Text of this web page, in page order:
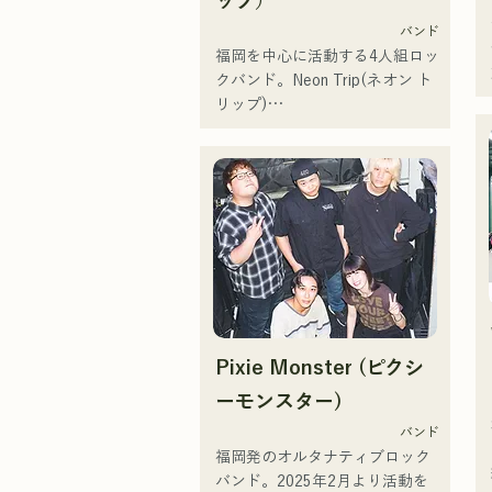
バンド
福岡を中心に活動する4人組ロッ
クバンド。Neon Trip(ネオン ト
リップ)
歌謡ロックのエッセンスが
Vo&Gt.神谷優馬の艶のある歌声
でノスタルジーを感じる楽曲に
息づいている。Vo&Gt.神谷優馬
を中心に生み出す、時に優し
く、時に激しさを伴うメロディ
ルーツが加わり幅広い楽曲を生
み出し、『令和歌謡ロック』を
Pixie Monster (ピクシ
ーモンスター)
バンド
福岡発のオルタナティブロック
バンド。2025年2月より活動を